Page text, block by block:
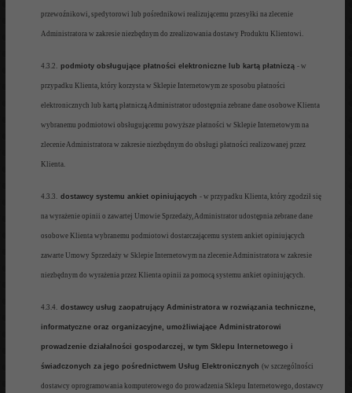
przewoźnikowi, spedytorowi lub pośrednikowi realizującemu przesyłki na zlecenie
Administratora w zakresie niezbędnym do zrealizowania dostawy Produktu Klientowi.
4.3.2. podmioty obsługujące płatności elektroniczne lub kartą płatniczą - w
przypadku Klienta, który korzysta w Sklepie Internetowym ze sposobu płatności
elektronicznych lub kartą płatnicząAdministrator udostępnia zebrane dane osobowe Klienta
wybranemu podmiotowi obsługującemu powyższe płatności w Sklepie Internetowym na
zlecenie Administratora w zakresie niezbędnym do obsługi płatności realizowanej przez
Klienta.
4.3.3. dostawcy systemu ankiet opiniujących - w przypadku Klienta, który zgodził się
na wyrażenie opinii o zawartej Umowie Sprzedaży, Administrator udostępnia zebrane dane
osobowe Klienta wybranemu podmiotowi dostarczającemu system ankiet opiniujących
zawarte Umowy Sprzedaży w Sklepie Internetowym na zlecenie Administratora w zakresie
niezbędnym do wyrażenia przez Klienta opinii za pomocą systemu ankiet opiniujących.
4.3.4. dostawcy usług zaopatrujący Administratora w rozwiązania techniczne,
informatyczne oraz organizacyjne, umożliwiające Administratorowi
prowadzenie działalności gospodarczej, w tym Sklepu Internetowego i
świadczonych za jego pośrednictwem Usług Elektronicznych (w szczególności
dostawcy oprogramowania komputerowego do prowadzenia Sklepu Internetowego, dostawcy